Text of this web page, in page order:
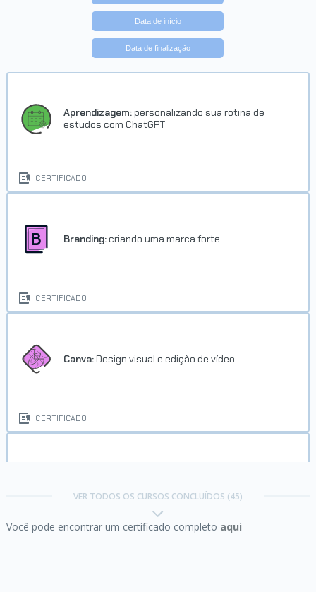
Data de início
Data de finalização
Aprendizagem: personalizando sua rotina de
estudos com ChatGPT
CERTIFICADO
Branding: criando uma marca forte
CERTIFICADO
Canva: Design visual e edição de vídeo
CERTIFICADO
VER TODOS OS CURSOS CONCLUÍDOS (45)
Você pode encontrar um certificado completo aqui